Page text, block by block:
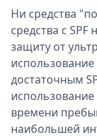
Ни средства
средства с
защиту от
достаточным
времени
наибольшей